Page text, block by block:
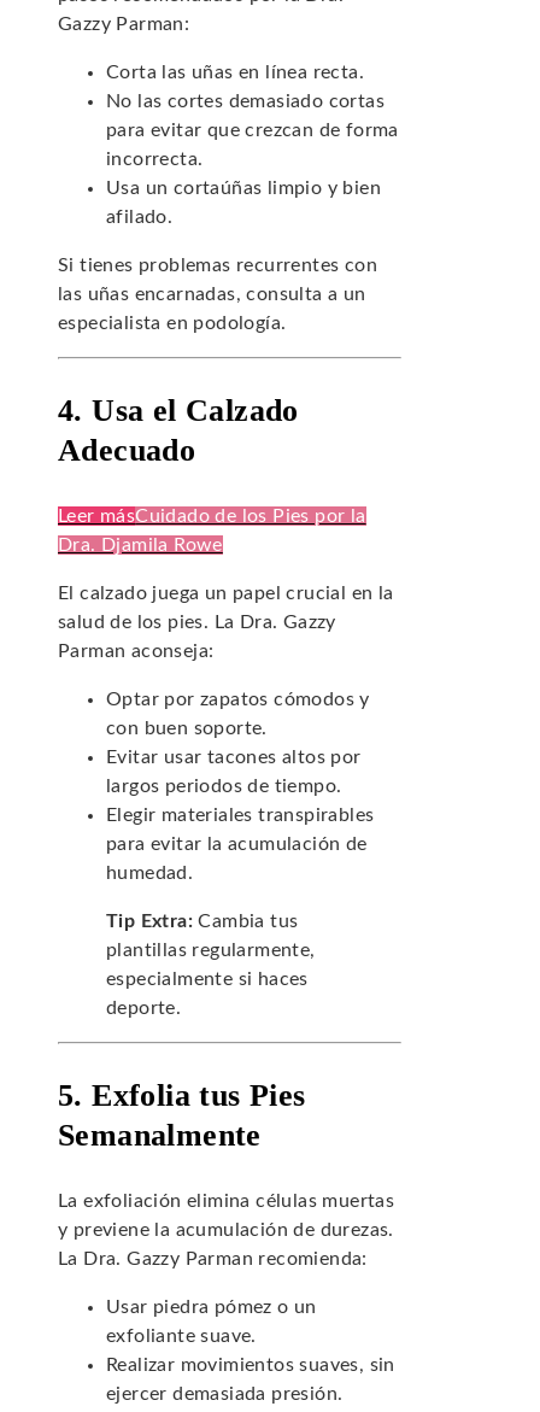
Gazzy Parman:
Corta las uñas en línea recta.
No las cortes demasiado cortas
para evitar que crezcan de forma
incorrecta.
Usa un cortaúñas limpio y bien
afilado.
Si tienes problemas recurrentes con
las uñas encarnadas, consulta a un
especialista en podología.
4. Usa el Calzado
Adecuado
Leer másCuidado de los Pies por la
Dra. Djamila Rowe
El calzado juega un papel crucial en la
salud de los pies. La Dra. Gazzy
Parman aconseja:
Optar por zapatos cómodos y
con buen soporte.
Evitar usar tacones altos por
largos periodos de tiempo.
Elegir materiales transpirables
para evitar la acumulación de
humedad.
Tip Extra: Cambia tus
plantillas regularmente,
especialmente si haces
deporte.
5. Exfolia tus Pies
Semanalmente
La exfoliación elimina células muertas
y previene la acumulación de durezas.
La Dra. Gazzy Parman recomienda:
Usar piedra pómez o un
exfoliante suave.
Realizar movimientos suaves, sin
ejercer demasiada presión.